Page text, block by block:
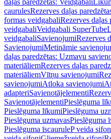
daļas paredzētas: Veidgabali
caurulesRezerves daļas
formas veidgabaliRezerves daļas
veidgabaliVeidgabali SuperTube
veidgabaliSavienojumiRezerves
SavienojumiMetināmie
daļas paredzētas: Uzmavu
materiāliemRezerves daļas
materiāliemVītņu savienojumi
savienojumiAtloka savienojumi
adapteriSavienotājelementi
SavienotājelementiPieslēguma
Pieslēguma līkumiPieslēguma
Pieslēguma uzmavasPieslēguma
Pieslēguma īscauruleP veida